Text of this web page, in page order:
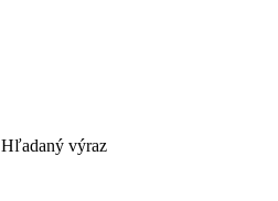
Hľadaný výraz